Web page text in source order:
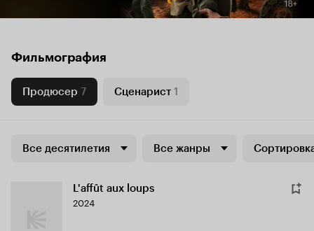
Фильмография
Продюсер 7 Сценарист 1
Все десятилетия Все жанры
L'affût aux loups
2024